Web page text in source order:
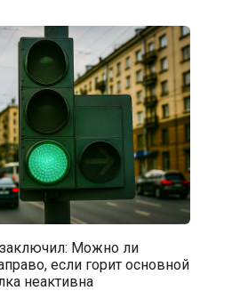
Можно ли
если горит основной
неактивна